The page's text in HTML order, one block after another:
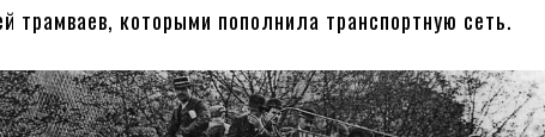
трамваев, которыми пополнила транспортную сеть.